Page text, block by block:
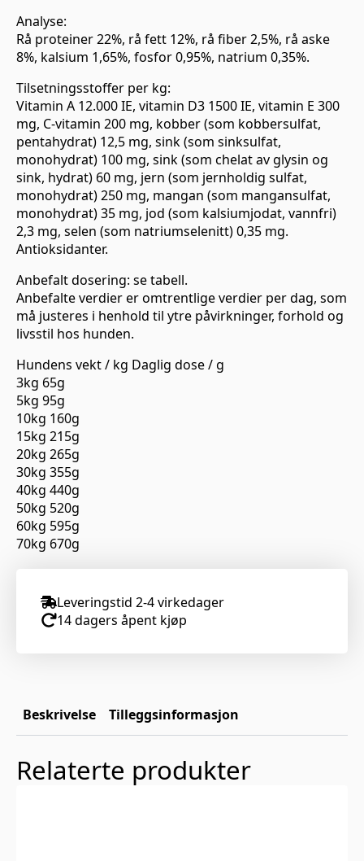
Analyse:
Rå proteiner 22%, rå fett 12%, rå fiber 2,5%, rå aske
8%, kalsium 1,65%, fosfor 0,95%, natrium 0,35%.
Tilsetningsstoffer per kg:
Vitamin A 12.000 IE, vitamin D3 1500 IE, vitamin E 300
mg, C-vitamin 200 mg, kobber (som kobbersulfat,
pentahydrat) 12,5 mg, sink (som sinksulfat,
monohydrat) 100 mg, sink (som chelat av glysin og
sink, hydrat) 60 mg, jern (som jernholdig sulfat,
monohydrat) 250 mg, mangan (som mangansulfat,
monohydrat) 35 mg, jod (som kalsiumjodat, vannfri)
2,3 mg, selen (som natriumselenitt) 0,35 mg.
Antioksidanter.
Anbefalt dosering: se tabell.
Anbefalte verdier er omtrentlige verdier per dag, som
må justeres i henhold til ytre påvirkninger, forhold og
livsstil hos hunden.
Hundens vekt / kg Daglig dose / g
3kg 65g
5kg 95g
10kg 160g
15kg 215g
20kg 265g
30kg 355g
40kg 440g
50kg 520g
60kg 595g
70kg 670g
Leveringstid 2-4 virkedager
14 dagers åpent kjøp
Beskrivelse Tilleggsinformasjon
Relaterte produkter